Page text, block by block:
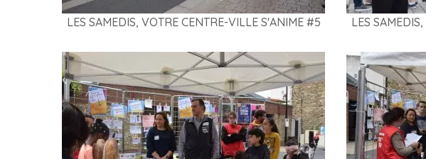
LES SAMEDIS, VOTRE CENTRE-VILLE S'ANIME #5 LES